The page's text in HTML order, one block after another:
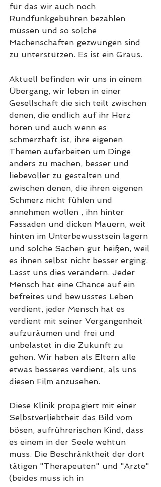
für das wir auch noch
Rundfunkgebühren bezahlen
müssen und so solche
Machenschaften gezwungen sind
zu unterstützen. Es ist ein Graus.
Aktuell befinden wir uns in einem
Übergang, wir leben in einer
Gesellschaft die sich teilt zwischen
denen, die endlich auf ihr Herz
hören und auch wenn es
schmerzhaft ist, ihre eigenen
Themen aufarbeiten um Dinge
anders zu machen, besser und
liebevoller zu gestalten und
zwischen denen, die ihren eigenen
Schmerz nicht fühlen und
annehmen wollen , ihn hinter
Fassaden und dicken Mauern, weit
hinten im Unterbewusstsein lagern
und solche Sachen gut heißen, weil
es ihnen selbst nicht besser erging.
Lasst uns dies verändern. Jeder
Mensch hat eine Chance auf ein
befreites und bewusstes Leben
verdient, jeder Mensch hat es
verdient mit seiner Vergangenheit
aufzuräumen und frei und
unbelastet in die Zukunft zu
gehen. Wir haben als Eltern alle
etwas besseres verdient, als uns
diesen Film anzusehen.
Diese Klinik propagiert mit einer
Selbstverliebtheit das Bild vom
bösen, aufrührerischen Kind, dass
es einem in der Seele wehtun
muss. Die Beschränktheit der dort
tätigen "Therapeuten" und "Ärzte"
(beides muss ich in